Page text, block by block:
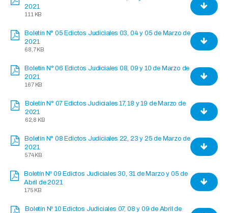
2021
111 KB
Boletín N° 05 Edictos Judiciales 03, 04 y 05 de Marzo de
2021
68,7 KB
Boletín N° 06 Edictos Judiciales 08, 09 y 10 de Marzo de
2021
167 KB
Boletín N° 07 Edictos Judiciales 17, 18 y 19 de Marzo de
2021
62,8 KB
Boletín N° 08 Edictos Judiciales 22, 23 y 25 de Marzo de
2021
574 KB
Boletín Nº 09 Edictos Judiciales 30, 31 de Marzo y 05 de
Abril de 2021
175 KB
Boletín Nº 10 Edictos Judiciales 07, 08 y 09 de Abril de